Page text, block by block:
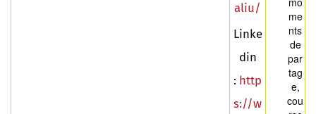
aliu/
Linke
din
: http
s://w
me
nts
de
par
tag
e,
cou